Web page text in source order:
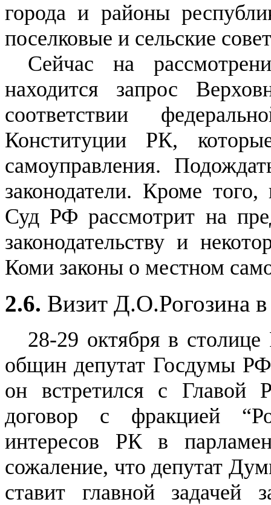
города и районы
поселковые и сельские
Сейчас на
находится запрос
соответствии
Конституции РК,
самоуправления.
законодатели. Кроме
Суд РФ рассмотрит на
законодательству и
Коми законы о местном
2.6. Визит Д.О.Рогозина
28-29 октября в
общин депутат Госдумы
он встретился с Главой
договор с фракцией
интересов РК в
сожаление, что депутат
ставит главной задачей